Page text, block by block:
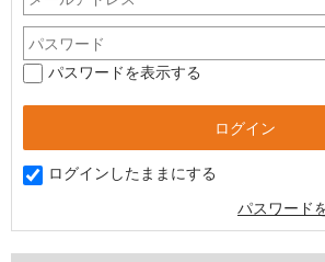
パスワードを表示する
ログインしたままにする
パスワード